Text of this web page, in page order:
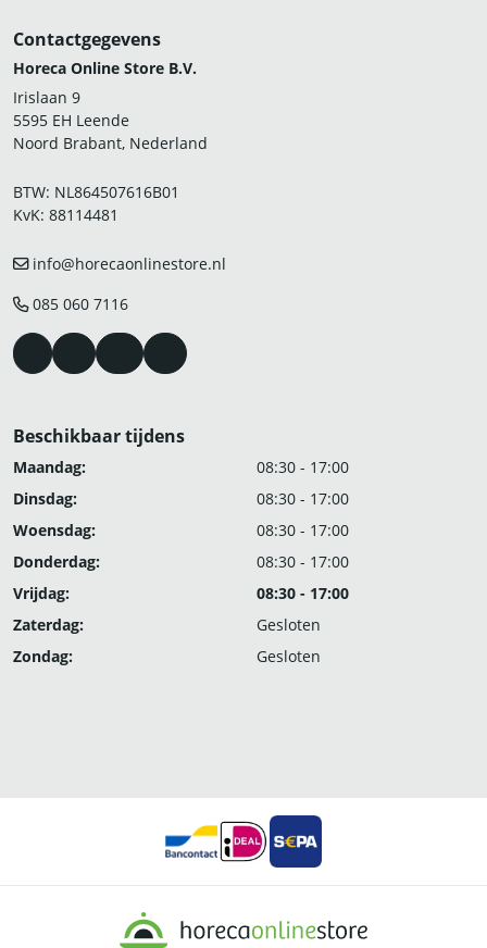
Contactgegevens
Horeca Online Store B.V.
Irislaan 9
5595 EH Leende
Noord Brabant, Nederland
BTW: NL864507616B01
KvK: 88114481
info@horecaonlinestore.nl
085 060 7116
Beschikbaar tijdens
Maandag:
08:30 - 17:00
Dinsdag:
08:30 - 17:00
Woensdag:
08:30 - 17:00
Donderdag:
08:30 - 17:00
Vrijdag:
08:30 - 17:00
Zaterdag:
Gesloten
Zondag:
Gesloten